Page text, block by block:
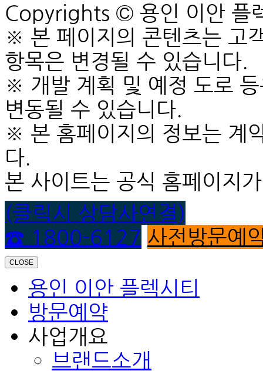
Copyrights © 용인 이안 플
※ 본 페이지의 콘텐츠는 고
항목은 변경될 수 있습니다.
※ 개발 계획 및 예정 도로
변동될 수 있습니다.
※ 본 홈페이지의 정보는 계
다.
본 사이트는 공식 홈페이지
(클릭시 상담사연결)
☎ 1800-6127 사전방문예
CLOSE
용인 이안 플렉시티
방문예약
사업개요
브랜드소개